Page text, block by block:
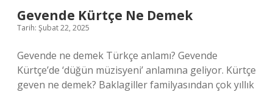
Gevende Kürtçe Ne Demek
Tarih: Şubat 22, 2025
Gevende ne demek Türkçe anlamı? Gevende
Kürtçe’de ‘düğün müzisyeni’ anlamına geliyor. Kürtçe
geven ne demek? Baklagiller familyasından çok yıllık